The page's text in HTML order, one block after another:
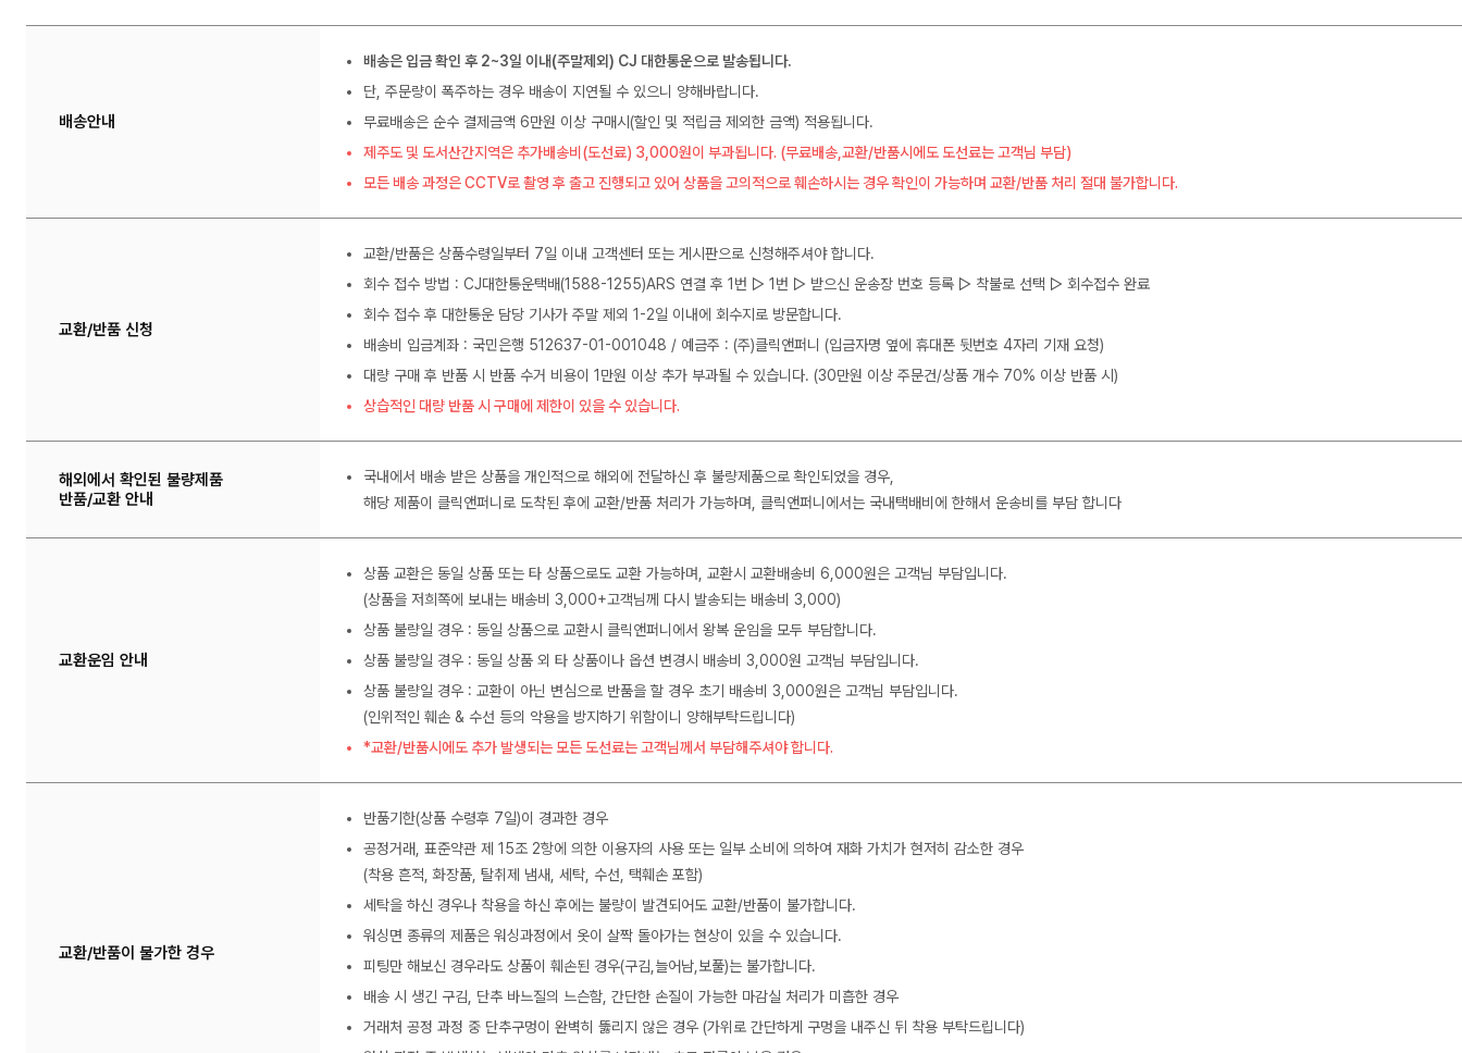
배송안내
배송은 입금 확인 후 2~3일 이내(주말제외) CJ 대한통운으로 발송됩니다.
단, 주문량이 폭주하는 경우 배송이 지연될 수 있으니 양해바랍니다.
무료배송은 순수 결제금액 6만원 이상 구매시(할인 및 적립금 제외한 금액) 적용됩니다.
제주도 및 도서산간지역은 추가배송비(도선료) 3,000원이 부과됩니다. (무료배송,교환/반품시에도 도선료는 고객님 부담)
모든 배송 과정은 CCTV로 촬영 후 출고 진행되고 있어 상품을 고의적으로 훼손하시는 경우 확인이 가능하며 교환/반품 처리 절대 불가합니다.
교환/반품 신청
교환/반품은 상품수령일부터 7일 이내 고객센터 또는 게시판으로 신청해주셔야 합니다.
회수 접수 방법 : CJ대한통운택배(1588-1255)ARS 연결 후 1번 ▷ 1번 ▷ 받으신 운송장 번호 등록 ▷ 착불로 선택 ▷ 회수접수 완료
회수 접수 후 대한통운 담당 기사가 주말 제외 1-2일 이내에 회수지로 방문합니다.
배송비 입금계좌 : 국민은행 512637-01-001048 / 예금주 : (주)클릭앤퍼니 (입금자명 옆에 휴대폰 뒷번호 4자리 기재 요청)
대량 구매 후 반품 시 반품 수거 비용이 1만원 이상 추가 부과될 수 있습니다. (30만원 이상 주문건/상품 개수 70% 이상 반품 시)
상습적인 대량 반품 시 구매에 제한이 있을 수 있습니다.
해외에서 확인된 불량제품
반품/교환 안내
국내에서 배송 받은 상품을 개인적으로 해외에 전달하신 후 불량제품으로 확인되었을 경우,
해당 제품이 클릭앤퍼니로 도착된 후에 교환/반품 처리가 가능하며, 클릭앤퍼니에서는 국내택배비에 한해서 운송비를 부담 합니다
교환운임 안내
상품 교환은 동일 상품 또는 타 상품으로도 교환 가능하며, 교환시 교환배송비 6,000원은 고객님 부담입니다.
(상품을 저희쪽에 보내는 배송비 3,000+고객님께 다시 발송되는 배송비 3,000)
상품 불량일 경우 : 동일 상품으로 교환시 클릭앤퍼니에서 왕복 운임을 모두 부담합니다.
상품 불량일 경우 : 동일 상품 외 타 상품이나 옵션 변경시 배송비 3,000원 고객님 부담입니다.
상품 불량일 경우 : 교환이 아닌 변심으로 반품을 할 경우 초기 배송비 3,000원은 고객님 부담입니다.
(인위적인 훼손 & 수선 등의 악용을 방지하기 위함이니 양해부탁드립니다)
*교환/반품시에도 추가 발생되는 모든 도선료는 고객님께서 부담해주셔야 합니다.
교환/반품이 불가한 경우
반품기한(상품 수령후 7일)이 경과한 경우
공정거래, 표준약관 제 15조 2항에 의한 이용자의 사용 또는 일부 소비에 의하여 재화 가치가 현저히 감소한 경우
(착용 흔적, 화장품, 탈취제 냄새, 세탁, 수선, 택훼손 포함)
세탁을 하신 경우나 착용을 하신 후에는 불량이 발견되어도 교환/반품이 불가합니다.
워싱면 종류의 제품은 워싱과정에서 옷이 살짝 돌아가는 현상이 있을 수 있습니다.
피팅만 해보신 경우라도 상품이 훼손된 경우(구김,늘어남,보풀)는 불가합니다.
배송 시 생긴 구김, 단추 바느질의 느슨함, 간단한 손질이 가능한 마감실 처리가 미흡한 경우
거래처 공정 과정 중 단추구멍이 완벽히 뚫리지 않은 경우 (가위로 간단하게 구멍을 내주신 뒤 착용 부탁드립니다)